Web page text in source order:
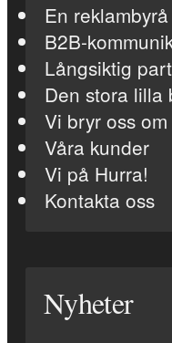
En
B2B-
Långsiktig
Den stora lilla
Vi bryr oss
Våra kunder
Vi på Hurra!
Kontakta oss
Nyheter